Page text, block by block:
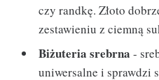
czy randkę. Złoto
zestawieniu z ciemną
Biżuteria srebrna -
uniwersalne i sprawdzi